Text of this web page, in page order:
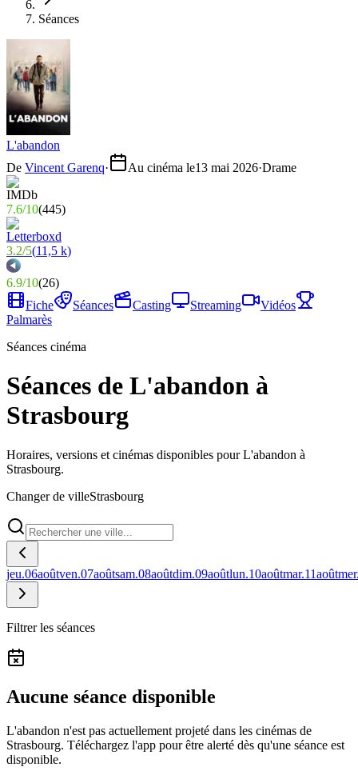
Séances
L'abandon
De Vincent Garenq· Au cinéma le13 mai 2026·Drame
7.6/10(445)
3.2/5(11,5 k)
6.9/10(26)
Fiche
Séances Casting Streaming
Vidéos
Palmarès
Séances cinéma
Séances de L'abandon à
Strasbourg
Horaires, versions et cinémas disponibles pour L'abandon à
Strasbourg.
Changer de villeStrasbourg
jeu.06aoûtven.07aoûtsam.08aoûtdim.09aoûtlun.10aoûtmar.11août
Filtrer les séances
Aucune séance disponible
L'abandon n'est pas actuellement projeté dans les cinémas de
Strasbourg. Téléchargez l'app pour être alerté dès qu'une séance est
disponible.